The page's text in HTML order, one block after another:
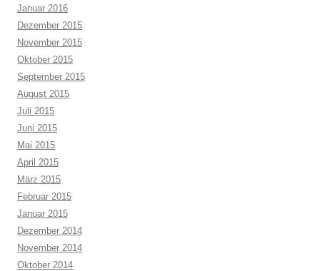
Januar 2016
Dezember 2015
November 2015
Oktober 2015
September 2015
August 2015
Juli 2015
Juni 2015
Mai 2015
April 2015
März 2015
Februar 2015
Januar 2015
Dezember 2014
November 2014
Oktober 2014